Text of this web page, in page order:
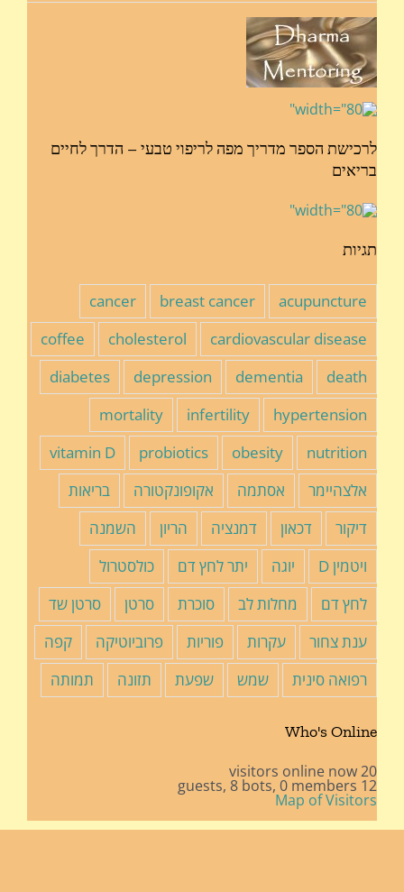
לרכישת הספר מדריך מפה לריפוי טבעי – הדרך לחיים
בריאים
תגיות
acupuncture
breast cancer
cancer
cardiovascular disease
cholesterol
coffee
death
dementia
depression
diabetes
hypertension
infertility
mortality
nutrition
obesity
probiotics
vitamin D
אלצהיימר
אסתמה אקופונקטורה
בריאות
דיקור
דכאון דמנציה הריון
השמנה
ויטמין D
יוגה יתר לחץ דם
כולסטרול
לחץ דם
מחלות לב סוכרת סרטן
סרטן שד
ענת צחור
עקרות פוריות פרוביוטיקה
קפה
רפואה סינית
שמש שפעת תזונה תמותה
Who's Online
20 visitors online now
12 guests,
8 bots, 0 members
Map of Visitors